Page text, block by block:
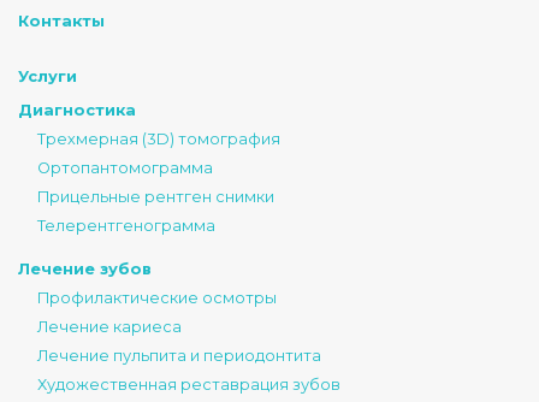
Контакты
Услуги
Диагностика
Трехмерная (3D) томография
Ортопантомограмма
Прицельные рентген снимки
Телерентгенограмма
Лечение зубов
Профилактические осмотры
Лечение кариеса
Лечение пульпита и периодонтита
Художественная реставрация зубов